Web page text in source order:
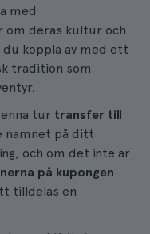
med
om deras kultur och
koppla av med ett
tradition som
tur transfer till
namnet på ditt
och om det inte är
på kupongen
tilldelas en